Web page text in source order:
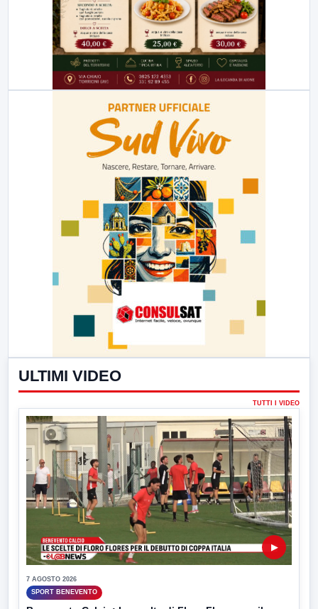
ULTIMI VIDEO
TUTTI I VIDEO
▶
7 AGOSTO 2026
SPORT BENEVENTO